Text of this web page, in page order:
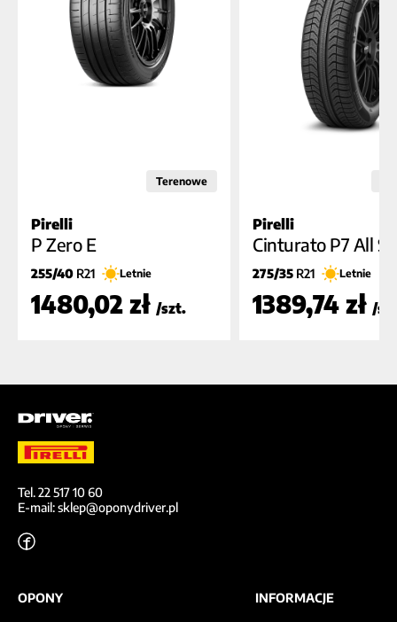
Terenowe
Pirelli
P Zero E
255/40 R21 Letnie
1480,02 zł /szt.
Pirelli
Cinturato P7 All
275/35 R21 Letnie
1389,74 zł /
Tel. 22 517 10 60
E-mail: sklep@oponydriver.pl
OPONY
INFORMACJE